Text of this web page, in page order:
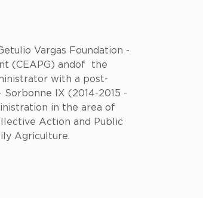
Vargas Foundation -
(CEAPG) andof the
with a post-
IX (2014-2015 -
in the area of
Action and Public
Agriculture.